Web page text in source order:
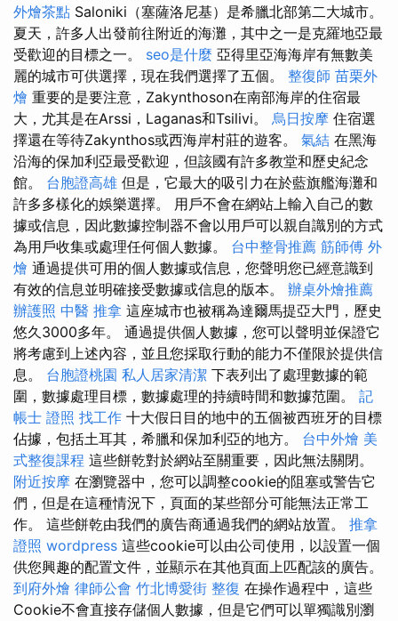
外燴茶點 Saloniki（塞薩洛尼基）是希臘北部第二大城市。
夏天，許多人出發前往附近的海灘，其中之一是克羅地亞最
受歡迎的目標之一。 seo是什麼 亞得里亞海海岸有無數美
麗的城市可供選擇，現在我們選擇了五個。 整復師 苗栗外
燴 重要的是要注意，Zakynthoson在南部海岸的住宿最
大，尤其是在Arssi，Laganas和Tsilivi。 烏日按摩 住宿選
擇還在等待Zakynthos或西海岸村莊的遊客。 氣結 在黑海
沿海的保加利亞最受歡迎，但該國有許多教堂和歷史紀念
館。 台胞證高雄 但是，它最大的吸引力在於藍旗艦海灘和
許多多樣化的娛樂選擇。 用戶不會在網站上輸入自己的數
據或信息，因此數據控制器不會以用戶可以親自識別的方式
為用戶收集或處理任何個人數據。 台中整骨推薦 筋師傅 外
燴 通過提供可用的個人數據或信息，您聲明您已經意識到
有效的信息並明確接受數據或信息的版本。 辦桌外燴推薦
辦護照 中醫 推拿 這座城市也被稱為達爾馬提亞大門，歷史
悠久3000多年。 通過提供個人數據，您可以聲明並保證它
將考慮到上述內容，並且您採取行動的能力不僅限於提供信
息。 台胞證桃園 私人居家清潔 下表列出了處理數據的範
圍，數據處理目標，數據處理的持續時間和數據范圍。 記
帳士 證照 找工作 十大假日目的地中的五個被西班牙的目標
佔據，包括土耳其，希臘和保加利亞的地方。 台中外燴 美
式整復課程 這些餅乾對於網站至關重要，因此無法關閉。
附近按摩 在瀏覽器中，您可以調整cookie的阻塞或警告它
們，但是在這種情況下，頁面的某些部分可能無法正常工
作。 這些餅乾由我們的廣告商通過我們的網站放置。 推拿
證照 wordpress 這些cookie可以由公司使用，以設置一個
供您興趣的配置文件，並顯示在其他頁面上匹配該的廣告。
到府外燴 律師公會 竹北博愛街 整復 在操作過程中，這些
Cookie不會直接存儲個人數據，但是它們可以單獨識別瀏